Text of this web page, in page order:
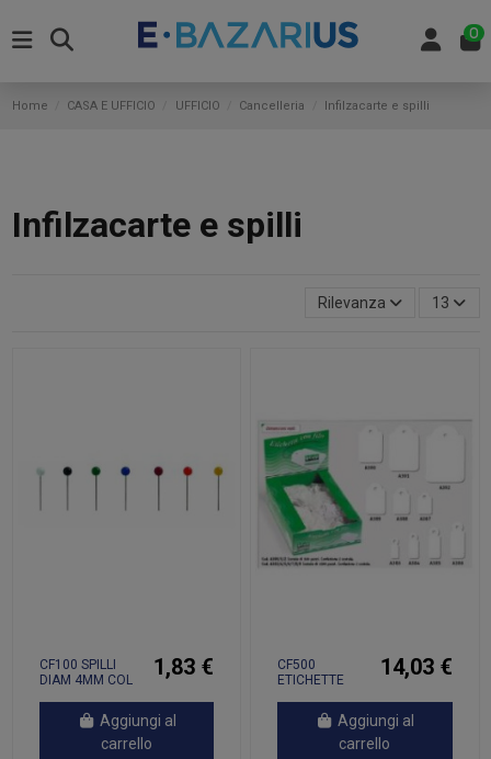
0
Home CASA E UFFICIO UFFICIO Cancelleria Infilzacarte e spilli
Infilzacarte e spilli
Rilevanza 13
CF100 SPILLI
DIAM 4MM COL
1,83 €
Aggiungi al
carrello
CF500
ETICHETTE
14,03 €
Aggiungi al
carrello